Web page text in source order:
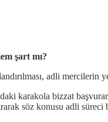
şart mı?
adli mercilerin
karakola bizzat
söz konusu adli süreci